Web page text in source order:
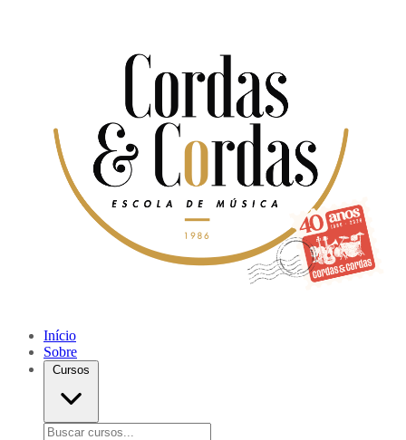
Início
Sobre
Cursos